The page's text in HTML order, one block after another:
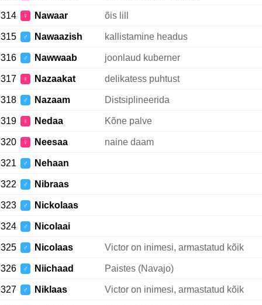
314 ♀ Nawaar õis lill
315 ♂ Nawaazish kallistamine headus
316 ♂ Nawwaab joonlaud kuberner
317 ♀ Nazaakat delikatess puhtust
318 ♂ Nazaam Distsiplineerida
319 ♀ Nedaa Kõne palve
320 ♀ Neesaa naine daam
321 ♂ Nehaan
322 ♂ Nibraas
323 ♂ Nickolaas
324 ♂ Nicolaai
325 ♂ Nicolaas Victor on inimesi, armastatud kõik
326 ♂ Niichaad Paistes (Navajo)
327 ♂ Niklaas Victor on inimesi, armastatud kõik